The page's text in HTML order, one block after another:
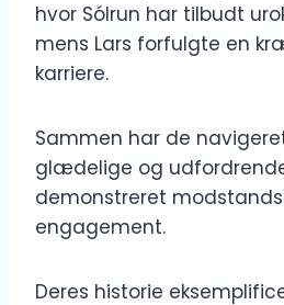
hvor Sólrun har tilbudt
mens Lars forfulgte en
karriere.
Sammen har de
glædelige og
demonstreret
engagement.
Deres historie